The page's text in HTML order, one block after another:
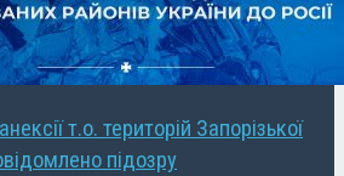
т.о. територій Запорізької
підозру